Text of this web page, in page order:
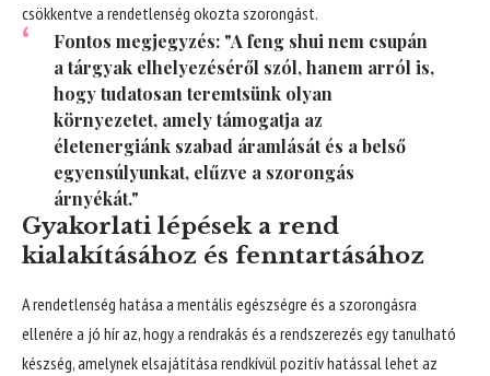
csökkentve a rendetlenség okozta szorongást.
Fontos megjegyzés: "A feng shui nem csupán
a tárgyak elhelyezéséről szól, hanem arról is,
hogy tudatosan teremtsünk olyan
környezetet, amely támogatja az
életenergiánk szabad áramlását és a belső
egyensúlyunkat, elűzve a szorongás
árnyékát."
Gyakorlati lépések a rend
kialakításához és fenntartásához
A rendetlenség hatása a mentális egészségre és a szorongásra
ellenére a jó hír az, hogy a rendrakás és a rendszerezés egy tanulható
készség, amelynek elsajátítása rendkívül pozitív hatással lehet az